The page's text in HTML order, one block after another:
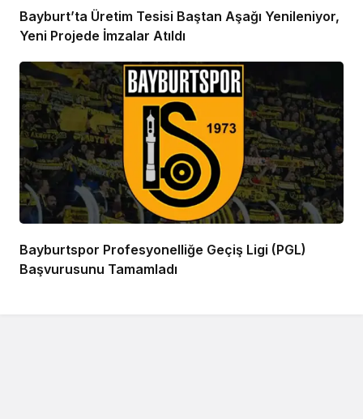
Bayburt’ta Üretim Tesisi Baştan Aşağı Yenileniyor,
Yeni Projede İmzalar Atıldı
Bayburtspor Profesyonelliğe Geçiş Ligi (PGL)
Başvurusunu Tamamladı